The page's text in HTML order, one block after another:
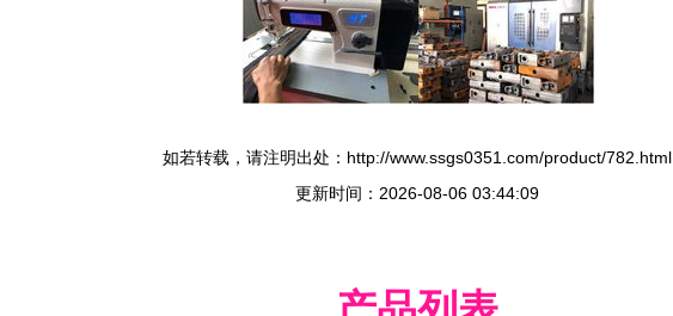
如若转载，请注明出处：http://www.ssgs0351.com/product/782.html
更新时间：2026-08-06 03:44:09